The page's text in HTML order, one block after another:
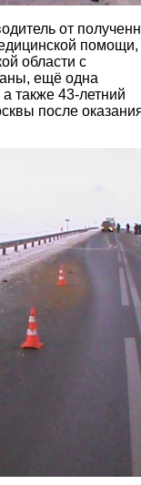
от
помощи,
области с
ещё одна
также 43-летний
после